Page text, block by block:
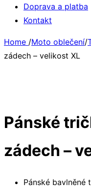
Doprava a platba
Kontakt
Home /Moto oblečení/
zádech – velikost XL
Pánské
zádech –
Pánské bavlněné